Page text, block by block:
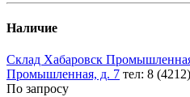
Наличие
Склад Хабаровск
Промышленная, д. 7 тел: 8
По запросу